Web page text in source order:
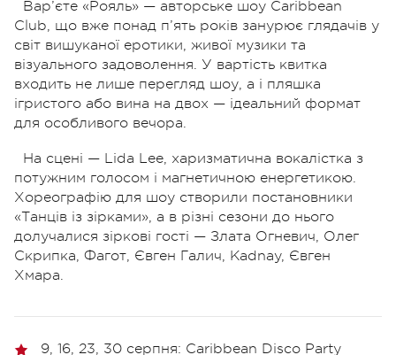
Вар’єте «Рояль» — авторське шоу Caribbean
Club, що вже понад п’ять років занурює глядачів у
світ вишуканої еротики, живої музики та
візуального задоволення. У вартість квитка
входить не лише перегляд шоу, а і пляшка
ігристого або вина на двох — ідеальний формат
для особливого вечора.
На сцені — Lida Lee, харизматична вокалістка з
потужним голосом і магнетичною енергетикою.
Хореографію для шоу створили постановники
«Танців із зірками», а в різні сезони до нього
долучалися зіркові гості — Злата Огневич, Олег
Скрипка, Фагот, Євген Галич, Kadnay, Євген
Хмара.
9, 16, 23, 30 серпня: Caribbean Disco Party